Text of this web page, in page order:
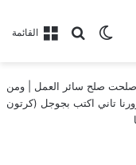
القائمةبحث عن
الوضع المظلم
صلحت صلح سائر العمل | ومن
تاني اكتب بجوجل (كرتون